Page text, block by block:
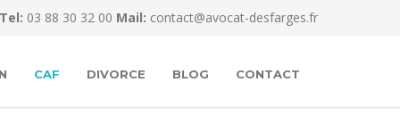
Tel: 03 88 30 32 00 Mail: contact@avocat-desfarges.fr
CAF DIVORCE BLOG CONTACT